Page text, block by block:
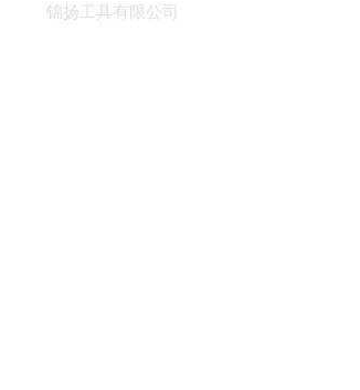
锦扬工具有限公司